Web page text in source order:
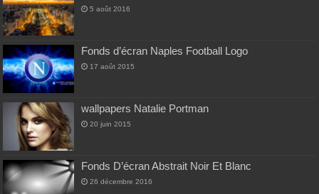
5 août 2016
Fonds d’écran Naples Football Logo
17 août 2015
wallpapers Natalie Portman
20 juin 2015
Fonds D’écran Abstrait Noir Et Blanc
26 décembre 2016